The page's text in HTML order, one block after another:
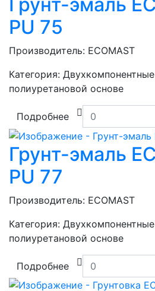
PU 75
Производитель: ECOMAST
Категория:
полиуретановой основе
Подробнее
Грунт-эмаль
PU 77
Производитель: ECOMAST
Категория:
полиуретановой основе
Подробнее